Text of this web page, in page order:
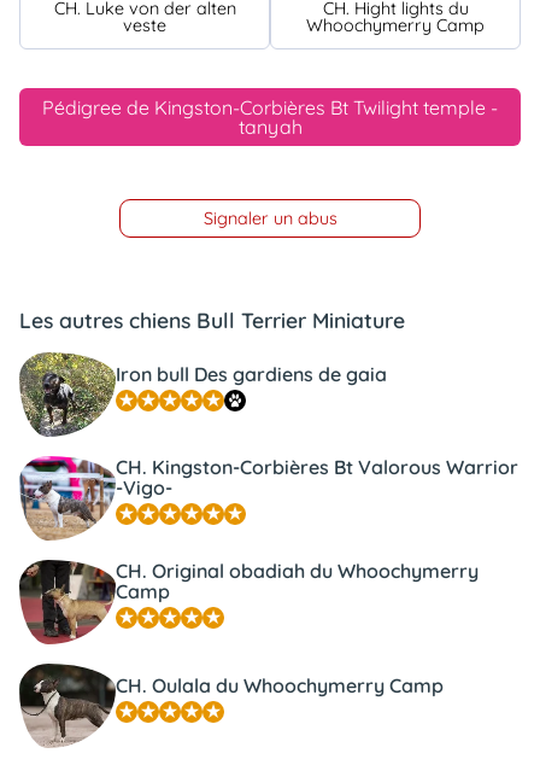
CH. Luke von der alten
veste
CH. Hight lights du
Whoochymerry Camp
Pédigree de Kingston-Corbières Bt Twilight temple -
tanyah
Signaler un abus
Les autres chiens Bull Terrier Miniature
Iron bull Des gardiens de gaia
CH. Kingston-Corbières Bt Valorous Warrior
-Vigo-
CH. Original obadiah du Whoochymerry
Camp
CH. Oulala du Whoochymerry Camp